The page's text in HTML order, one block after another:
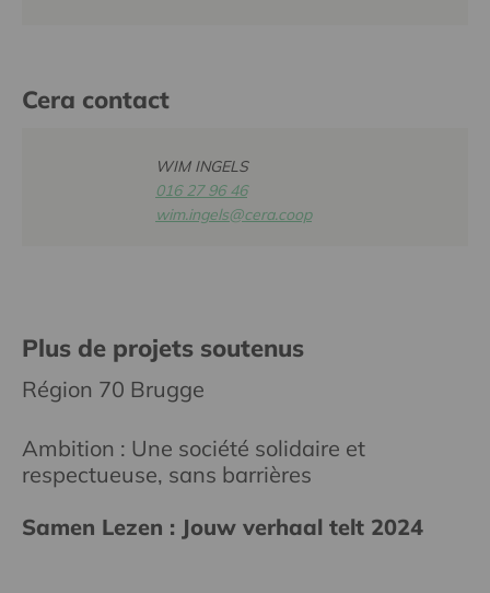
Cera contact
WIM INGELS
016 27 96 46
wim.ingels@cera.coop
Plus de projets soutenus
Région 70 Brugge
Ambition : Une société solidaire et
respectueuse, sans barrières
Samen Lezen : Jouw verhaal telt 2024